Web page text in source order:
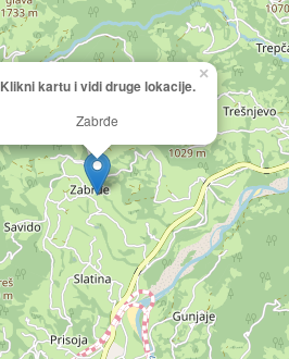
Klikni kartu i vidi druge lokacije.
Zabrđe
×